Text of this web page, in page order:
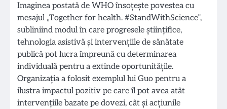
Imaginea postată de WHO însoțește povestea cu
mesajul „Together for health. #StandWithScience”,
subliniind modul în care progresele științifice,
tehnologia asistivă și intervențiile de sănătate
publică pot lucra împreună cu determinarea
individuală pentru a extinde oportunitățile.
Organizația a folosit exemplul lui Guo pentru a
ilustra impactul pozitiv pe care îl pot avea atât
intervențiile bazate pe dovezi, cât și acțiunile